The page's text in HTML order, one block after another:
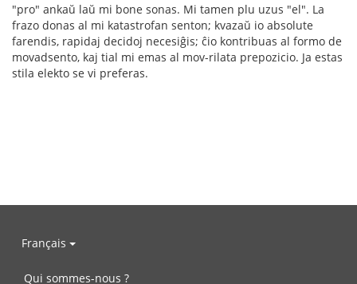
"pro" ankaŭ laŭ mi bone sonas. Mi tamen plu uzus "el". La
frazo donas al mi katastrofan senton; kvazaŭ io absolute
farendis, rapidaj decidoj necesiĝis; ĉio kontribuas al formo de
movadsento, kaj tial mi emas al mov-rilata prepozicio. Ja estas
stila elekto se vi preferas.
Français
Qui sommes-nous ?